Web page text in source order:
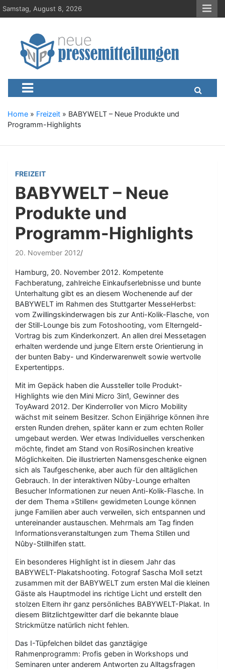
S
k
Samstag, August 8, 2026
Neue-
Presseportal, Nachrichten, News, Meldungen, Wirtschaft
Home » Freizeit » BABYWELT – Neue Produkte und
Programm-Highlights
FREIZEIT
BABYWELT – Neue
Produkte und
Programm-Highlights
20. November 2012
Hamburg, 20. November 2012. Kompetente
Fachberatung, zahlreiche Einkaufserlebnisse und bunte
Unterhaltung gibt es an diesem Wochenende auf der
BABYWELT im Rahmen des Stuttgarter MesseHerbst:
vom Zwillingskinderwagen bis zur Anti-Kolik-Flasche, von
der Still-Lounge bis zum Fotoshooting, vom Elterngeld-
Vortrag bis zum Kinderkonzert. An allen drei Messetagen
erhalten werdende und junge Eltern erste Orientierung in
der bunten Baby- und Kinderwarenwelt sowie wertvolle
Expertentipps.
Mit im Gepäck haben die Aussteller tolle Produkt-
Highlights wie den Mini Micro 3in1, Gewinner des
ToyAward 2012. Der Kinderroller von Micro Mobility
wächst mit seinem Besitzer. Schon Einjährige können ihre
ersten Runden drehen, später kann er zum echten Roller
umgebaut werden. Wer etwas Individuelles verschenken
möchte, findet am Stand von RosiRosinchen kreative
Möglichkeiten. Die illustrierten Namensgeschenke eignen
sich als Taufgeschenke, aber auch für den alltäglichen
Gebrauch. In der interaktiven Nûby-Lounge erhalten
Besucher Informationen zur neuen Anti-Kolik-Flasche. In
der dem Thema »Stillen« gewidmeten Lounge können
junge Familien aber auch verweilen, sich entspannen und
untereinander austauschen. Mehrmals am Tag finden
Informationsveranstaltungen zum Thema Stillen und
Nûby-Stillhilfen statt.
Ein besonderes Highlight ist in diesem Jahr das
BABYWELT-Plakatshooting. Fotograf Sascha Moll setzt
zusammen mit der BABYWELT zum ersten Mal die kleinen
Gäste als Hauptmodel ins richtige Licht und erstellt den
stolzen Eltern ihr ganz persönliches BABYWELT-Plakat. In
diesem Blitzlichtgewitter darf die bekannte blaue
Strickmütze natürlich nicht fehlen.
Das I-Tüpfelchen bildet das ganztägige
Rahmenprogramm: Profis geben in Workshops und
Seminaren unter anderem Antworten zu Alltagsfragen